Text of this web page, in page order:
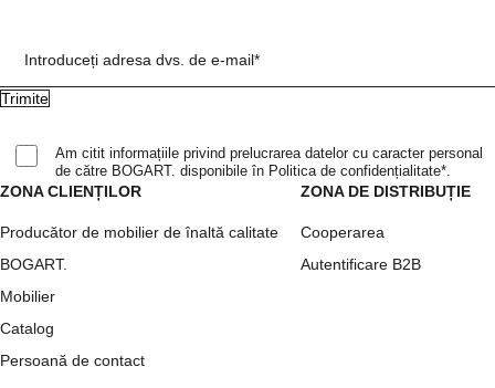
ZONA CLIENȚILOR
Producător de mobilier de înaltă calitate
BOGART.
Mobilier
Catalog
Persoană de contact
ZONA DE DISTRIBUȚIE
Cooperarea
Autentificare B2B
Introduceți adresa dvs. de e-mail*
Am citit informațiile privind prelucrarea datelor cu caracter personal
de către BOGART. disponibile în Politica de confidențialitate*.